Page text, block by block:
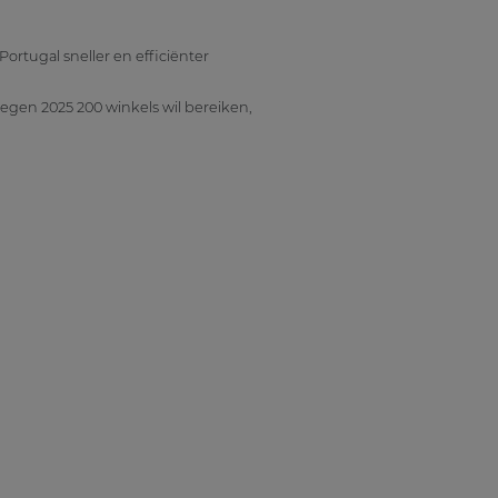
sneller en efficiënter
2025 200 winkels wil bereiken,